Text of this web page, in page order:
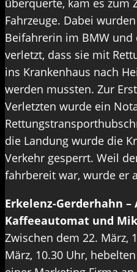
überquerte, kam es zum
Fahrzeuge. Dabei
Beifahrerin im BMW und
verletzt, dass sie mit
ins Krankenhaus nach
werden mussten. Zur
Verletzten wurde ein
die Landung wurde die
Verkehr gesperrt. Weil
fahrbereit war, wurde er
Erkelenz-Gerderhahn –
Kaffeeautomat und
Zwischen dem 22. März,
März, 10.30 Uhr,